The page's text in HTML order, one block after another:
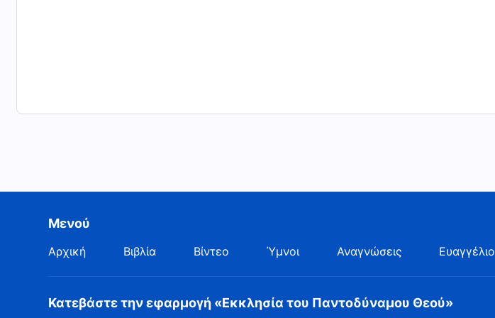
Μενού
Αρχική Βιβλία Βίντεο Ύμνοι Αναγνώσεις Ευαγγέλιο
Κατεβάστε την εφαρμογή «Εκκλησία του Παντοδύναμου Θεού»